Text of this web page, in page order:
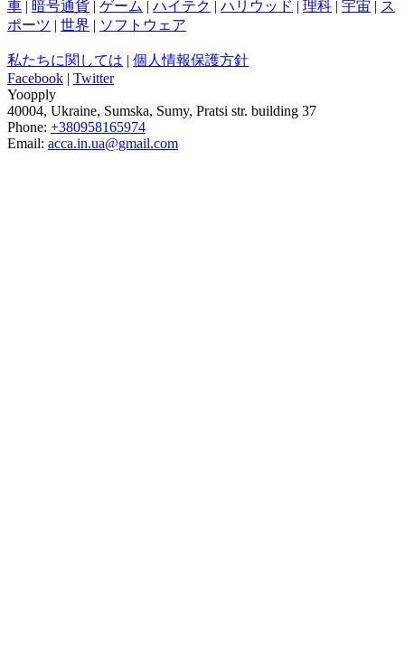
車 | 暗号通貨 | ゲーム | ハイテク | ハリウッド | 理科 | 宇宙 | ス
ポーツ | 世界 | ソフトウェア
私たちに関しては | 個人情報保護方針
Facebook | Twitter
Yoopply
40004, Ukraine, Sumska, Sumy, Pratsi str. building 37
Phone: +380958165974
Email: acca.in.ua@gmail.com